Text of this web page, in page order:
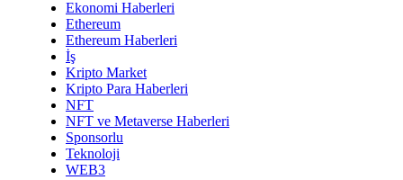
Ekonomi Haberleri
Ethereum
Ethereum Haberleri
İş
Kripto Market
Kripto Para Haberleri
NFT
NFT ve Metaverse Haberleri
Sponsorlu
Teknoloji
WEB3